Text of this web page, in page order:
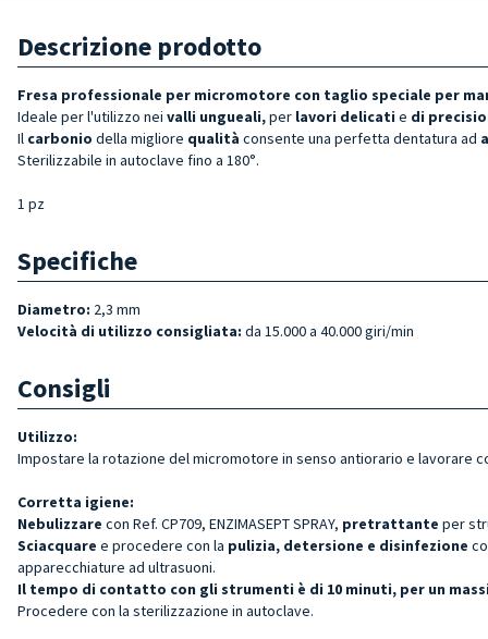
Descrizione prodotto
Fresa professionale per micromotore con taglio speciale per
Ideale per l'utilizzo nei valli ungueali,per lavori delicati e di
Il carbonio della migliore qualità consente una perfetta dentatura ad
Sterilizzabile in autoclave fino a 180°.
1 pz
Specifiche
Diametro: 2,3 mm
Velocità di utilizzo consigliata: da 15.000 a 40.000 giri/min
Consigli
Utilizzo:
Impostare la rotazione del micromotore in senso antiorario e lavorare
Corretta igiene:
Nebulizzare con Ref. CP709, ENZIMASEPT SPRAY, pretrattante per
Sciacquare e procedere con la pulizia, detersione e disinfezione
apparecchiature ad ultrasuoni.
Il tempo di contatto con gli strumenti è di 10 minuti, per un
Procedere con la sterilizzazione in autoclave.